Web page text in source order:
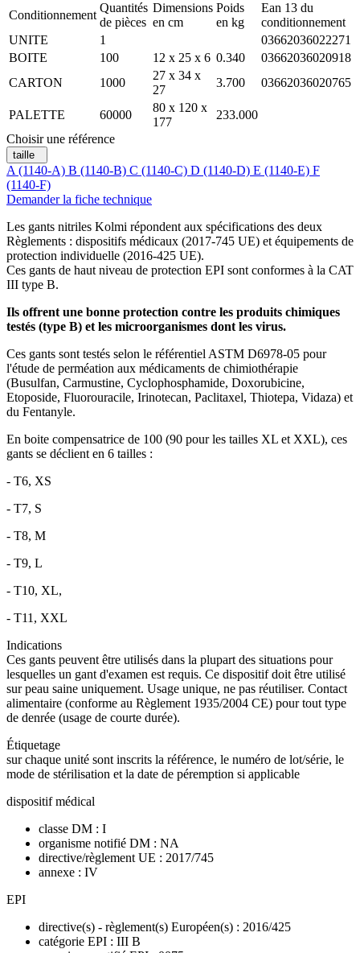
Conditionnement
Quantités
de pièces
Dimensions
en cm
Poids
en kg
Ean 13 du
conditionnement
UNITE
1
03662036022271
BOITE
100 12 x 25 x 6 0.340
03662036020918
CARTON
1000
27 x 34 x
27
3.700 03662036020765
PALETTE 60000
80 x 120 x
177
233.000
Choisir une référence
taille
A (1140-A) B (1140-B) C (1140-C) D (1140-D) E (1140-E) F
(1140-F)
Demander la fiche technique
Les gants nitriles Kolmi répondent aux spécifications des deux
Règlements : dispositifs médicaux (2017-745 UE) et équipements de
protection individuelle (2016-425 UE).
Ces gants de haut niveau de protection EPI sont conformes à la CAT
III type B.
Ils offrent une bonne protection contre les produits chimiques
testés (type B) et les microorganismes dontles virus.
Ces gants sont testés selon le référentiel ASTM D6978-05 pour
l'étude de perméation aux médicaments de chimiothérapie
(Busulfan, Carmustine, Cyclophosphamide, Doxorubicine,
Etoposide, Fluorouracile, Irinotecan, Paclitaxel, Thiotepa, Vidaza) et
du Fentanyle.
En boite compensatrice de 100 (90 pour les tailles XL et XXL), ces
gants se déclient en 6 tailles :
- T6, XS
- T7, S
- T8, M
- T9, L
- T10, XL,
- T11, XXL
Indications
Ces gants peuvent être utilisés dans la plupart des situations pour
lesquelles un gant d'examen est requis. Ce dispositif doit être utilisé
sur peau saine uniquement. Usage unique, ne pas réutiliser. Contact
alimentaire (conforme au Règlement 1935/2004 CE) pour tout type
de denrée (usage de courte durée).
Étiquetage
sur chaque unité sont inscrits la référence, le numéro de lot/série, le
mode de stérilisation et la date de péremption si applicable
dispositif médical
classe DM : I
organisme notifié DM : NA
directive/règlement UE : 2017/745
annexe : IV
EPI
directive(s) - règlement(s) Européen(s) : 2016/425
catégorie EPI : III B